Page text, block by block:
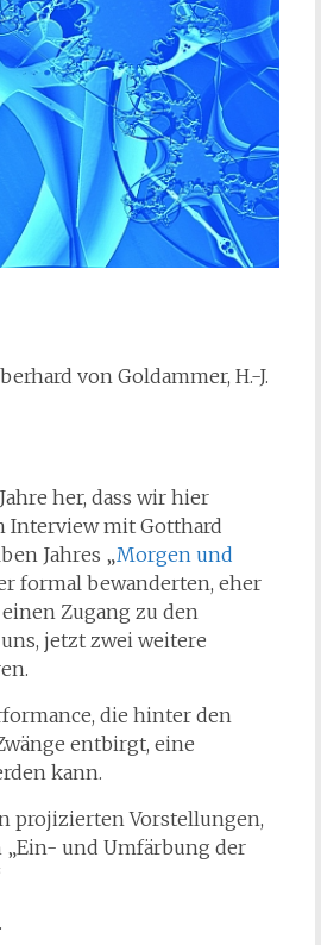
von Goldammer, H.-J.
her, dass wir hier
Interview mit Gotthard
Jahres „Morgen und
formal bewanderten, eher
Zugang zu den
jetzt zwei weitere
die hinter den
entbirgt, eine
kann.
projizierten Vorstellungen,
und Umfärbung der